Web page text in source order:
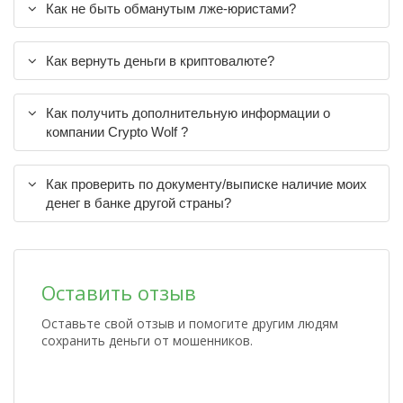
Как не быть обманутым лже-юристами?
Как вернуть деньги в криптовалюте?
Как получить дополнительную информации о
компании Crypto Wolf ?
Как проверить по документу/выписке наличие моих
денег в банке другой страны?
Оставить отзыв
Оставьте свой отзыв и помогите другим людям
сохранить деньги от мошенников.